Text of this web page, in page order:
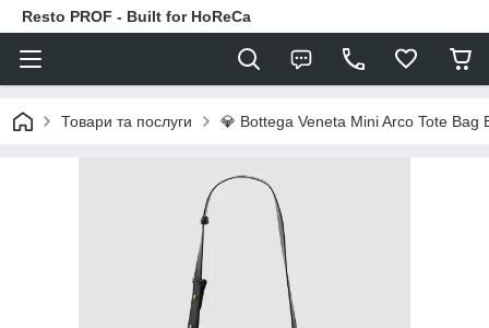
Resto PROF - Built for HoReCa
Товари та послуги 💎 Bottega Veneta Mini Arco Tote Bag